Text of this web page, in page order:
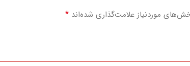
موردنیاز علامت‌گذاری شده‌اند *